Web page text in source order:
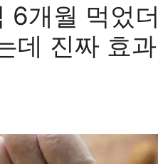
6개월 먹었
데 진짜 효